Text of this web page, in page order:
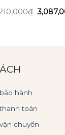
₫ Giá
gốc
hành
toán
chuyển